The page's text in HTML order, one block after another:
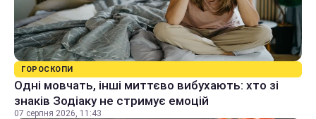
ГОРОСКОПИ
Одні мовчать, інші миттєво вибухають: хто зі
знаків Зодіаку не стримує емоцій
07 серпня 2026, 11:43